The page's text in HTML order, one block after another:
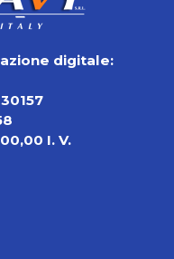
digitale:
I. V.